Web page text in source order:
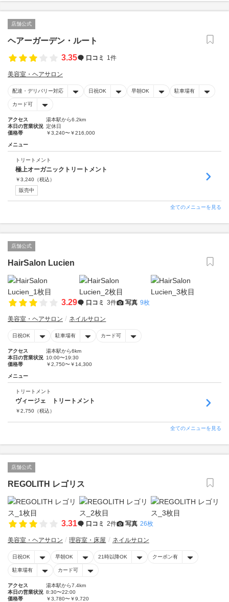
店舗公式
ヘアーガーデン・ルート
3.35
口コミ 1件
美容室・ヘアサロン
配達・デリバリー対応 日祝OK 早朝OK 駐車場有
カード可
アクセス
湯本駅から6.2km
本日の営業状況 定休日
価格帯
￥3,240〜￥216,000
メニュー
トリートメント
極上オーガニックトリートメント
￥3,240 （税込）
販売中
全てのメニューを見る
店舗公式
HairSalon Lucien
3.29 口コミ 3件 写真 9枚
美容室・ヘアサロン ネイルサロン
日祝OK 駐車場有 カード可
アクセス
湯本駅から6km
本日の営業状況 10:00〜19:30
価格帯
￥2,750〜￥14,300
メニュー
トリートメント
ヴィージェ トリートメント
￥2,750 （税込）
全てのメニューを見る
店舗公式
REGOLITH レゴリス
3.31 口コミ 2件 写真 26枚
美容室・ヘアサロン 理容室・床屋 ネイルサロン
日祝OK 早朝OK 21時以降OK クーポン有
駐車場有 カード可
アクセス
湯本駅から7.4km
本日の営業状況 8:30〜22:00
価格帯
￥3,780〜￥9,720